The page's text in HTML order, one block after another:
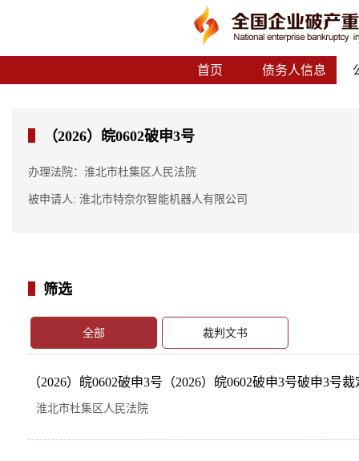
首页 债务人信息
（2026）皖0602破申3号
办理法院：淮北市杜集区人民法院
被申请人: 淮北市特奈尔智能机器人有限公司
筛选
全部 裁判文书
（2026）皖0602破申3号（2026）皖0602破申3号破申3号裁
淮北市杜集区人民法院